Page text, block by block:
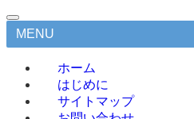
MENU
ホーム
はじめに
サイトマップ